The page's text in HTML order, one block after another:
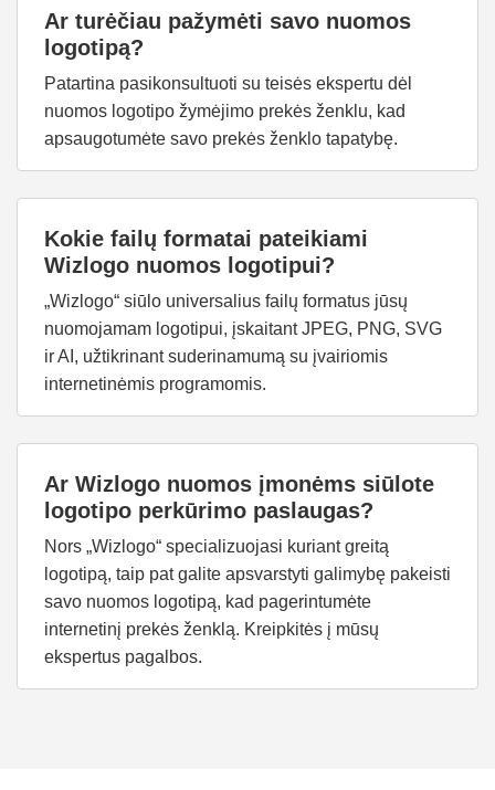
Ar turėčiau pažymėti savo nuomos
logotipą?
Patartina pasikonsultuoti su teisės ekspertu dėl
nuomos logotipo žymėjimo prekės ženklu, kad
apsaugotumėte savo prekės ženklo tapatybę.
Kokie failų formatai pateikiami
Wizlogo nuomos logotipui?
„Wizlogo“ siūlo universalius failų formatus jūsų
nuomojamam logotipui, įskaitant JPEG, PNG, SVG
ir AI, užtikrinant suderinamumą su įvairiomis
internetinėmis programomis.
Ar Wizlogo nuomos įmonėms siūlote
logotipo perkūrimo paslaugas?
Nors „Wizlogo“ specializuojasi kuriant greitą
logotipą, taip pat galite apsvarstyti galimybę pakeisti
savo nuomos logotipą, kad pagerintumėte
internetinį prekės ženklą. Kreipkitės į mūsų
ekspertus pagalbos.